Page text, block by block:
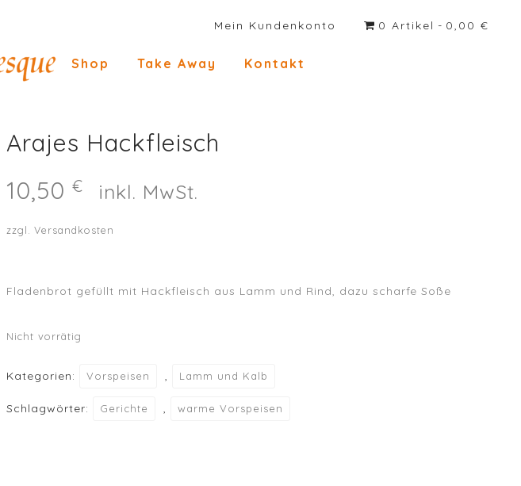
Mein Kundenkonto 0 Artikel 0,00 €
Shop Take Away Kontakt
Arajes Hackfleisch
10,50€ inkl. MwSt.
zzgl.Versandkosten
Fladenbrot gefüllt mit Hackfleisch aus Lamm und Rind, dazu scharfe Soße
Nicht vorrätig
Kategorien: Vorspeisen , Lamm und Kalb
Schlagwörter: Gerichte , warme Vorspeisen